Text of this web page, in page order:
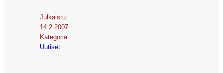
Julkaistu
14.2.2007
Kategoria
Uutiset